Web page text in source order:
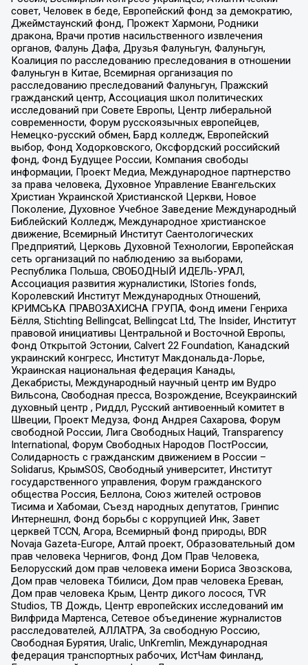
совет, Человек в беде, Европейский фонд за демократию,
Джеймстаунский фонд, Прожект Хармони, Родники
дракона, Врачи против насильственного извлечения
органов, Фалунь Дафа, Друзья Фалуньгун, Фалуньгун,
Коалиция по расследованию преследования в отношении
Фалуньгун в Китае, Всемирная организация по
расследованию преследований Фалуньгун, Пражский
гражданский центр, Ассоциация школ политических
исследований при Совете Европы, Центр либеральной
современности, Форум русскоязычных европейцев,
Немецко-русский обмен, Бард колледж, Европейский
выбор, Фонд Ходорковского, Оксфордский российский
фонд, Фонд Будущее России, Компания свободы
информации, Проект Медиа, Международное партнерство
за права человека, Духовное Управление Евангельских
Христиан Украинской Христианской Церкви, Новое
Поколение, Духовное Учебное Заведение Международный
Библейский Колледж, Международное христианское
движение, Всемирный Институт Саентологических
Предприятий, Церковь Духовной Технологии, Европейская
сеть организаций по наблюдению за выборами,
Республика Польша, СВОБОДНЫЙ ИДЕЛЬ-УРАЛ,
Ассоциация развития журналистики, IStories fonds,
Королевский Институт Международных Отношений,
КРИМСЬКА ПРАВОЗАХИСНА ГРУПА, Фонд имени Генриха
Бёлля, Stichting Bellingcat, Bellingcat Ltd, The Insider, Институт
правовой инициативы Центральной и Восточной Европы,
Фонд Открытой Эстонии, Calvert 22 Foundation, Канадский
украинский конгресс, Институт Макдональда-Лорье,
Украинская национальная федерация Канады,
Декабристы, Международный научный центр им Вудро
Вильсона, Свободная пресса, Возрождение, Всеукраинский
духовный центр , Риддл, Русский антивоенный комитет в
Швеции, Проект Медуза, Фонд Андрея Сахарова, Форум
свободной России, Лига Свободных Наций, Transparеncy
International, Форум Свободных Народов ПостРоссии,
Солидарность с гражданским движением в России –
Solidarus, КрымSOS, Свободный университет, Институт
государственного управления, Форум гражданского
общества Россия, Беллона, Союз жителей островов
Тисима и Хабомаи, Съезд народных депутатов, Гринпис
Интернешнл, Фонд борьбы с коррупцией Инк, Завет
церквей TCCN, Агора, Всемирный фонд природы, BDR
Novaja Gazeta-Europe, Алтай проект, Образовательный дом
прав человека Чернигов, Фонд Дом Прав Человека,
Белорусский дом прав человека имени Бориса Звозскова,
Дом прав человека Тбилиси, Дом прав человека Ереван,
Дом прав человека Крым, Центр дикого лосося, TVR
Studios, ТВ Дождь, Центр европейских исследований им
Вилфрида Мартенса, Сетевое объединение журналистов
расследователей, АЛЛАТРА, За свободную Россию,
Свободная Бурятия, Uralic, UnKremlin, Международная
федерация транспортных рабочих, ИстЧам Финланд,